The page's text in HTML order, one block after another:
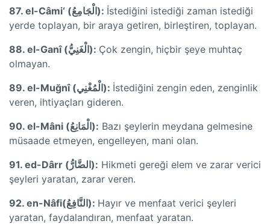
87. el-Câmi‘ (الْجَامِعُ): İstediğini istediği zaman istediği
yerde toplayan, bir araya getiren, birleştiren, toplayan.
88. el-Ganî (الْغَنِيُّ): Çok zengin, hiçbir şeye muhtaç
olmayan.
89. el-Muğnî (الْمُغْنِي): İstediğini zengin eden, zenginlik
veren, ihtiyaçları gideren.
90. el-Mâni (الْمَانِعُ): Bazı şeylerin meydana gelmesine
müsaade etmeyen, engelleyen, mani olan.
91. ed-Dârr (الضَّارُّ): Hikmeti gereği elem ve zarar verici
şeyleri yaratan, zarar veren.
92. en-Nâfi(النَّافِعُ): Hayır ve menfaat verici şeyleri
yaratan, faydalandıran, menfaat yaratan.